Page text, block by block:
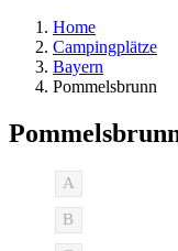
Home
Campingplätze
Bayern
Pommelsbrunn
A
B